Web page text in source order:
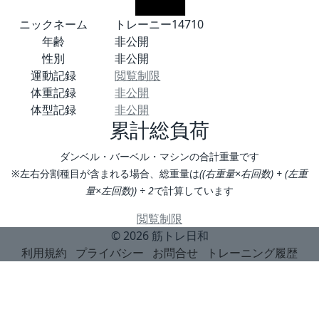
ニックネーム
トレーニー14710
年齢
非公開
性別
非公開
運動記録
閲覧制限
体重記録
非公開
体型記録
非公開
累計総負荷
ダンベル・バーベル・マシンの合計重量です
※左右分割種目が含まれる場合、総重量は((右重量×右回数) + (左重
量×左回数)) ÷ 2で計算しています
閲覧制限
© 2026 筋トレ日和
利用規約
プライバシー お問合せ トレーニング履歴